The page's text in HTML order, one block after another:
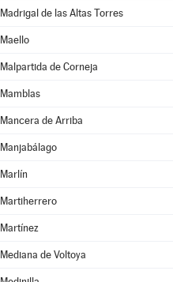
Madrigal de las Altas Torres
Maello
Malpartida de Corneja
Mamblas
Mancera de Arriba
Manjabálago
Marlín
Martiherrero
Martínez
Mediana de Voltoya